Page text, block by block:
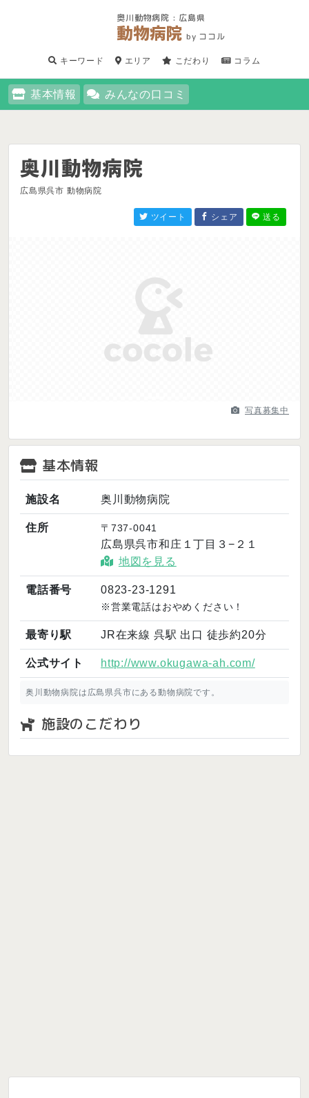
奥川動物病院 : 広島県
動物病院by ココル
キーワード エリア こだわり コラム
基本情報 みんなの口コミ
奥川動物病院
広島県呉市 動物病院
ツイート シェア 送る
写真募集中
基本情報
施設名 奥川動物病院
住所 〒737-0041
広島県呉市和庄１丁目３−２１
地図を見る
電話番号 0823-23-1291
※営業電話はおやめください！
最寄り駅 JR在来線 呉駅 出口 徒歩約20分
公式サイト http://www.okugawa-ah.com/
奥川動物病院は広島県呉市にある動物病院です。
施設のこだわり